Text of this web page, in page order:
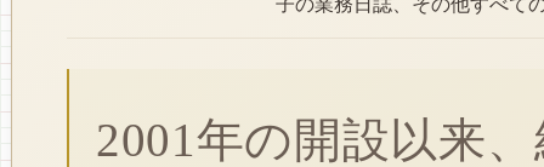
2001年の開設以来